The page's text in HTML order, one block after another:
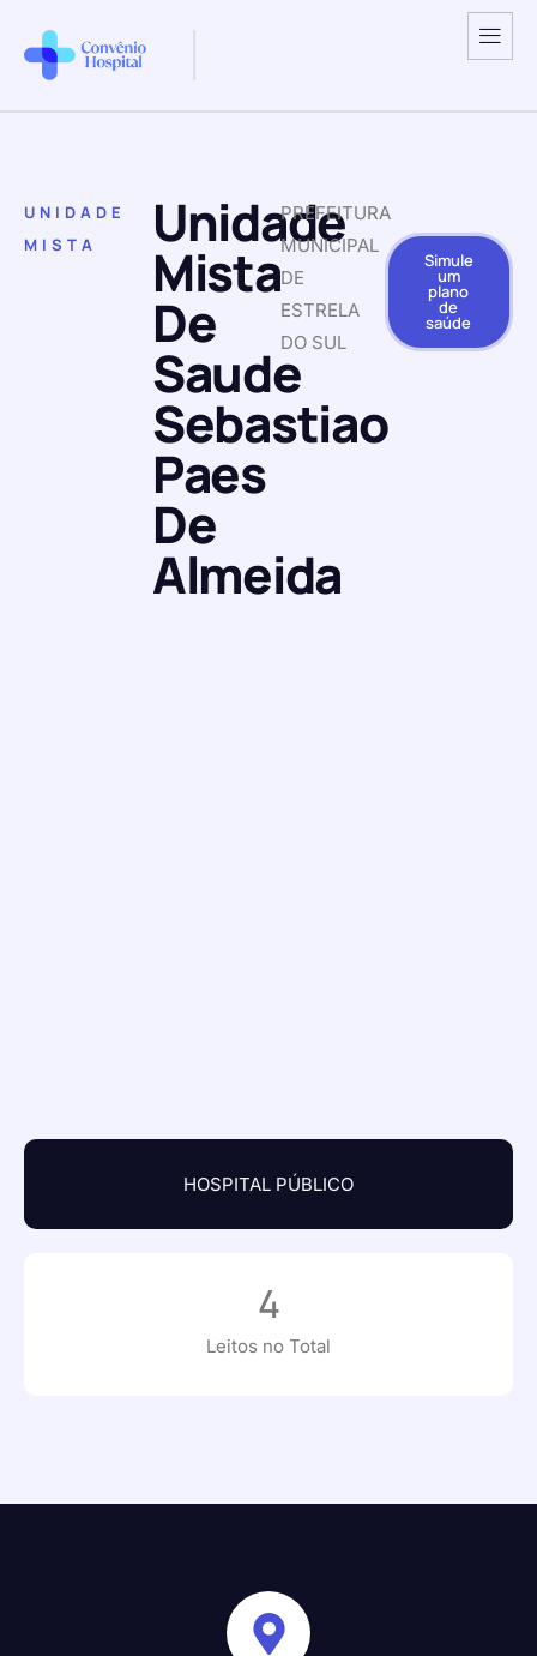
UNIDADE
MISTA
Unidade
Mista
De
Saude
Sebastiao
Paes
De
Almeida
PREFEITURA
MUNICIPAL
DE
ESTRELA
DO SUL
Simule
um
plano
de
saúde
HOSPITAL PÚBLICO
Leitos no Total
4